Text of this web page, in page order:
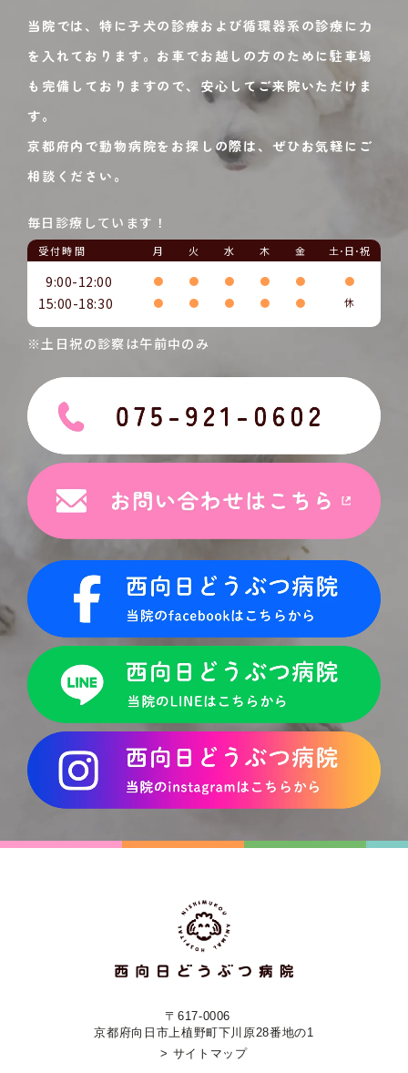
当院では、特に子犬の診療および循環器系の診療に力
を入れております。お車でお越しの方のために駐車場
も完備しておりますので、安心してご来院いただけま
す。
京都府内で動物病院をお探しの際は、ぜひお気軽にご
相談ください。
毎日診療しています！
受付時間 月 火 水 木 金 土･日･祝
9:00-12:00 ● ● ● ● ● ●
15:00-18:30 ● ● ● ● ● 休
※土日祝の診察は午前中のみ
〒617-0006
京都府向日市上植野町下川原28番地の1
> サイトマップ